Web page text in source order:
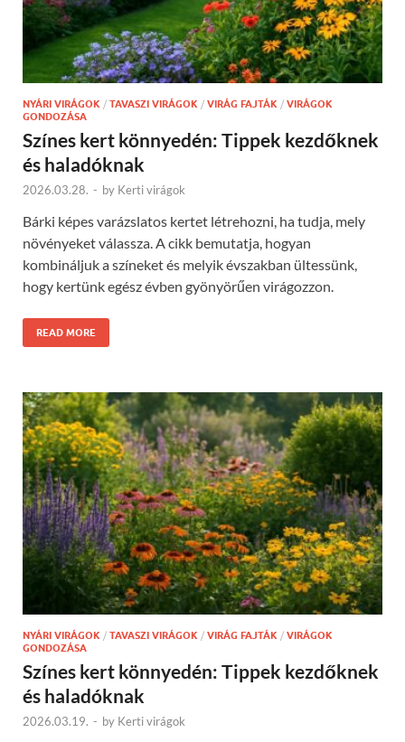
NYÁRI VIRÁGOK / TAVASZI VIRÁGOK / VIRÁG FAJTÁK / VIRÁGOK
GONDOZÁSA
Színes kert könnyedén: Tippek kezdőknek
és haladóknak
2026.03.28. - by Kerti virágok
Bárki képes varázslatos kertet létrehozni, ha tudja, mely
növényeket válassza. A cikk bemutatja, hogyan
kombináljuk a színeket és melyik évszakban ültessünk,
hogy kertünk egész évben gyönyörűen virágozzon.
READ MORE
NYÁRI VIRÁGOK / TAVASZI VIRÁGOK / VIRÁG FAJTÁK / VIRÁGOK
GONDOZÁSA
Színes kert könnyedén: Tippek kezdőknek
és haladóknak
2026.03.19. - by Kerti virágok